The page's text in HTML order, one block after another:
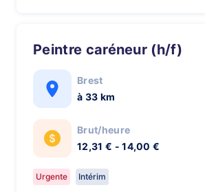
Peintre caréneur (h/f)
Brest
à 33 km
Brut/heure
12,31 € - 14,00 €
Urgente Intérim